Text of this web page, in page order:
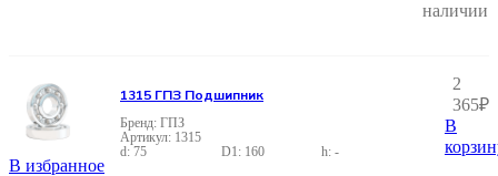
наличии
В избранное
1315
75
160 -
ГПЗ
1315 ГПЗ Подшипник
2
365₽
В